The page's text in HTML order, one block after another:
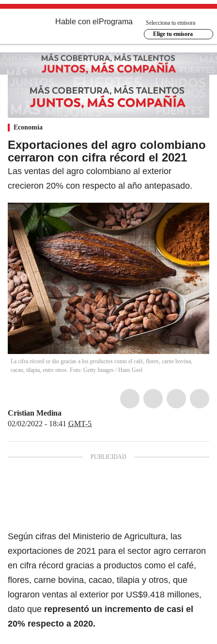
Hable con el Programa
Selecciona tu emisora
Elige tu emisora
Economía
Exportaciones del agro colombiano
cerraron con cifra récord el 2021
Las ventas del agro colombiano al exterior
crecieron 20% con respecto al año antepasado.
La cifra récord se dio gracias a los productos como el café, flores, carne bovina,
cacao, tilapia, entre otros. Foto: Getty Images / Hans Geel
Cristian Medina
02/02/2022 - 18:41 GMT-5
Según cifras del Ministerio de Agricultura, las
exportaciones de 2021 para el sector agro cerraron
en cifra récord gracias a productos como el café,
flores, carne bovina, cacao, tilapia y otros, que
lograron ventas al exterior por US$9.418 millones,
dato que representó un incremento de casi el
20% respecto a 2020.